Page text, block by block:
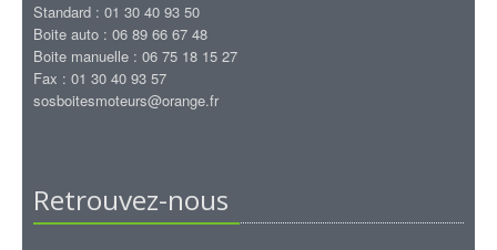
Standard : 01 30 40 93 50
Boite auto : 06 89 66 67 48
Boite manuelle : 06 75 18 15 27
Fax : 01 30 40 93 57
sosboitesmoteurs@orange.fr
Retrouvez-nous